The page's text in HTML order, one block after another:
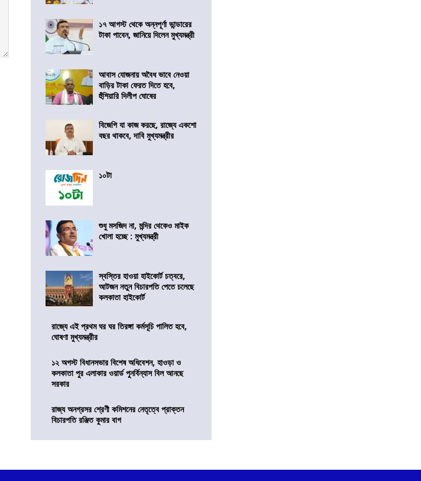
১৭ আগস্ট থেকে অন্নপূর্ণা ভান্ডারের
টাকা পাবেন, জানিয়ে দিলেন মুখ্যমন্ত্রী
আবাস যোজনায় অবৈধ ভাবে নেওয়া
বাড়ির টাকা ফেরত দিতে হবে,
হুঁশিয়ারি দিলীপ ঘোষের
বিজেপি যা কাজ করছে, রাজ্যে একশো
বছর থাকবে, দাবি মুখ্যমন্ত্রীর
১০টা
শুধু মসজিদ না, মন্দির থেকেও মাইক
খোলা হচ্ছে : মুখ্যমন্ত্রী
স্বস্তির হাওয়া হাইকোর্ট চত্বরে,
আটজন নতুন বিচারপতি পেতে চলেছে
কলকাতা হাইকোর্ট
রাজ্যে এই প্রথম ঘর ঘর তিরঙ্গা কর্মসূচি পালিত হবে,
ঘোষণা মুখ্যমন্ত্রীর
১২ অগস্ট বিধানসভার বিশেষ অধিবেশন, হাওড়া ও
কলকাতা পুর এলাকার ওয়ার্ড পুনর্বিন্যাস বিল আনছে
সরকার
রাজ্য অনগ্রসর শ্রেণী কমিশনের নেতৃত্বে প্রাক্তন
বিচারপতি রঞ্জিত কুমার বাগ